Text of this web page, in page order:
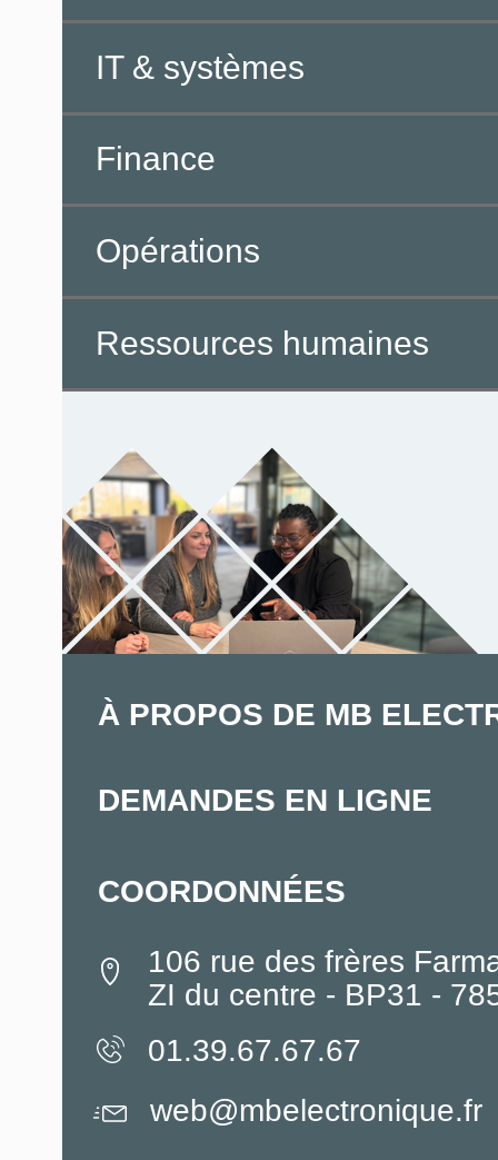
IT & systèmes
Finance
Opérations
Ressources humaines
À PROPOS DE MB
DEMANDES EN LIGNE
COORDONNÉES
106 rue des frères
ZI du centre - BP31 -
01.39.67.67.67
web@mbelectronique.fr